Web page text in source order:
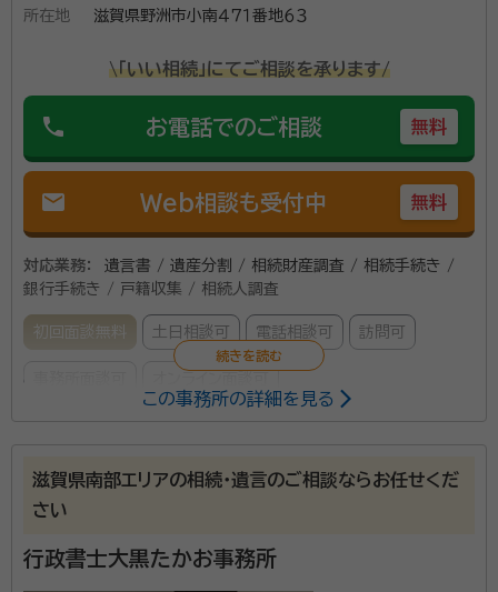
所在地
滋賀県野洲市小南４７１番地６３
\「いい相続」にてご相談を承ります/
phone お電話でのご相談 無料
mail Web相談も受付中 無料
対応業務：
遺言書 / 遺産分割 / 相続財産調査 / 相続手続き /
銀行手続き / 戸籍収集 / 相続人調査
初回面談無料 土日相談可 電話相談可 訪問可
account_circle 満足度 5.0
ご利用時期：2026/2
面談の感想
とができました。
この事務所の詳細を見る
滋賀県南部エリアの相続・遺言のご相談ならお任せくだ
さい
行政書士大黒たかお事務所